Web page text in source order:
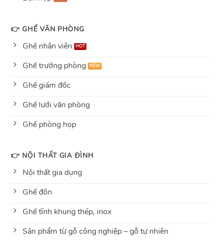
👉 GHẾ VĂN PHÒNG
Ghế nhân viên
Ghế trưởng phòng
Ghế giám đốc
Ghế lưới văn phòng
Ghế phòng họp
👉 NỘI THẤT GIA ĐÌNH
Nội thất gia dụng
Ghế đôn
Ghế tĩnh khung thép, inox
Sản phẩm từ gỗ công nghiệp – gỗ tự nhiên